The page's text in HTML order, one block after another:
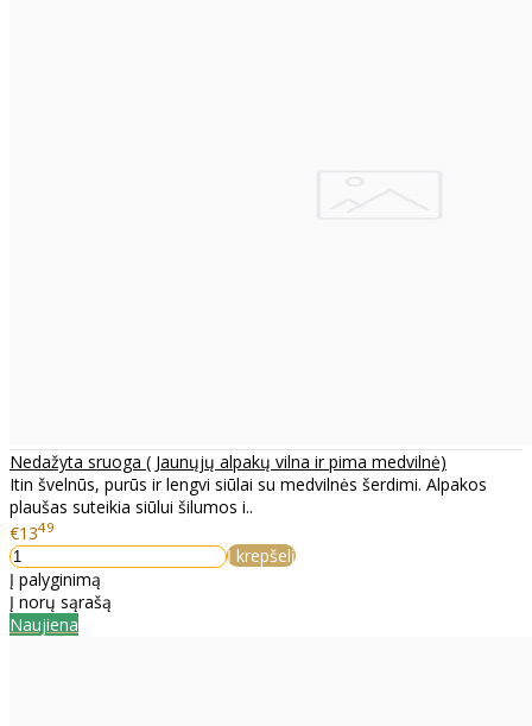
Nedažyta sruoga ( Jaunųjų alpakų vilna ir pima medvilnė)
Itin švelnūs, purūs ir lengvi siūlai su medvilnės šerdimi. Alpakos
plaušas suteikia siūlui šilumos i..
€1349
Į krepšelį
Į palyginimą
Į norų sąrašą
Naujiena